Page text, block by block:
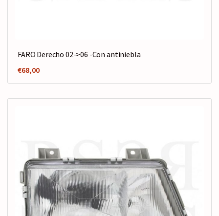
FARO Derecho 02->06 -Con antiniebla
€68,00